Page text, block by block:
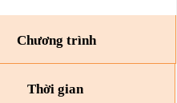
Chương trình
Thời gian